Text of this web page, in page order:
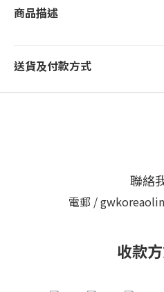
商品描述
送貨及付款方式
聯絡
電郵 /
收款方